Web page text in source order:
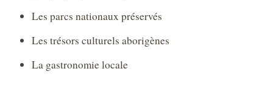
Les parcs nationaux préservés
Les trésors culturels aborigènes
La gastronomie locale